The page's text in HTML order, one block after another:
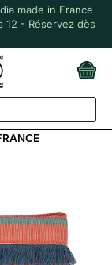
made in France
12 - Réservez dès